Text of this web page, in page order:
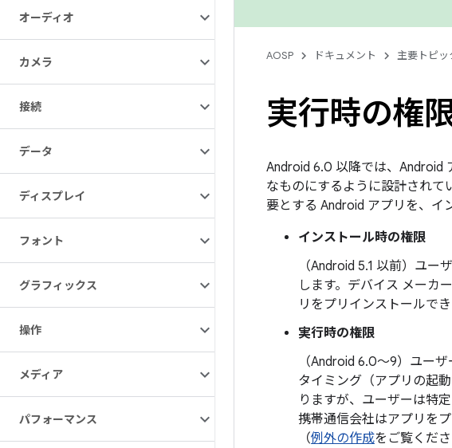
オーディオ
カメラ
接続
データ
ディスプレイ
フォント
グラフィックス
操作
メディア
パフォーマンス
AOSP ドキュメント 主要トピッ
実行時の権
Android 6.0 以降では、Android
なものにするように設計されて
要とする Android アプリを、 イ
インストール時の権限
（Android 5.1 以前）ユー
します。デバイス メーカ
リをプリインストールでき
実行時の権限
（Android 6.0～9）ユー
タイミング（アプリの起
りますが、ユーザーは特
携帯通信会社はアプリを
（例外の作成をご覧くださ